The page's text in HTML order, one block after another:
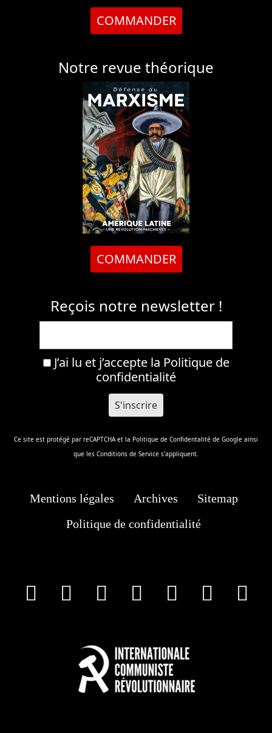
COMMANDER
Notre revue théorique
COMMANDER
Reçois notre newsletter !
J’ai lu et j’accepte la Politique de
confidentialité
Ce site est protégé par reCAPTCHA et la Politique de Confidentalité de Google ainsi
que les Conditions de Service s'appliquent.
Mentions légales Archives
Sitemap
Politique de confidentialité
facebookInstagram
Youtube
Tik Tok